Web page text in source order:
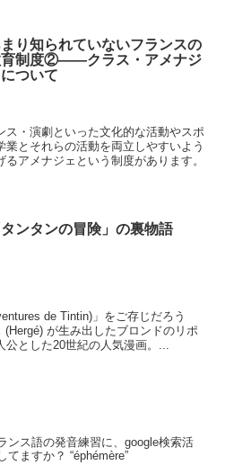
り知られていないフランスの
制度②――クラス・アメナジ
ついて
ス・演劇といった文化的な活動やスポ
とそれらの活動を両立しやすいよう
アメナジェという制度があります。
タンタンの冒険」の裏物語
de Tintin)」をご存じだろう
が生み出したブロンドのリポ
とした20世紀の人気漫画。...
ンス語の発音練習に、google検索活
てますか？ “éphémère”